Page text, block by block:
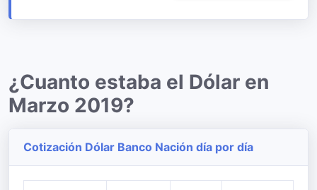
¿Cuanto estaba el Dólar en
Marzo 2019?
Cotización Dólar Banco Nación día por día